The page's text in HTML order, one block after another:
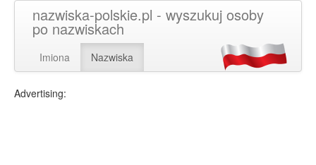
nazwiska-polskie.pl - wyszukuj osoby
po nazwiskach
Imiona Nazwiska
Advertising: